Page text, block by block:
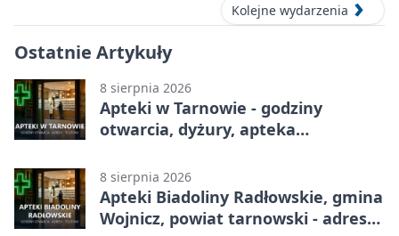
Kolejne wydarzenia
Ostatnie Artykuły
8 sierpnia 2026
Apteki w Tarnowie - godziny
otwarcia, dyżury, apteka
8 sierpnia 2026
Apteki Biadoliny Radłowskie, gmina
Wojnicz, powiat tarnowski - adresy,